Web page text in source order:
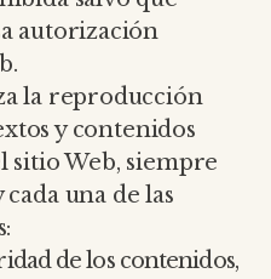
autorización
la reproducción
y contenidos
Web, siempre
una de las
de los contenidos,